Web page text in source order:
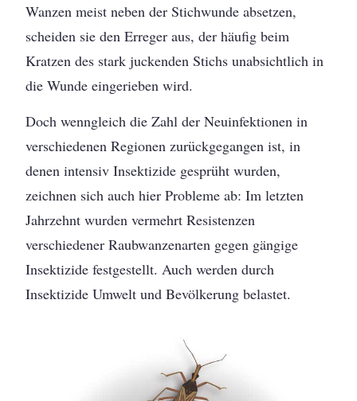
Wanzen meist neben der Stichwunde absetzen,
scheiden sie den Erreger aus, der häufig beim
Kratzen des stark juckenden Stichs unabsichtlich in
die Wunde eingerieben wird.
Doch wenngleich die Zahl der Neuinfektionen in
verschiedenen Regionen zurückgegangen ist, in
denen intensiv Insektizide gesprüht wurden,
zeichnen sich auch hier Probleme ab: Im letzten
Jahrzehnt wurden vermehrt Resistenzen
verschiedener Raubwanzenarten gegen gängige
Insektizide festgestellt. Auch werden durch
Insektizide Umwelt und Bevölkerung belastet.